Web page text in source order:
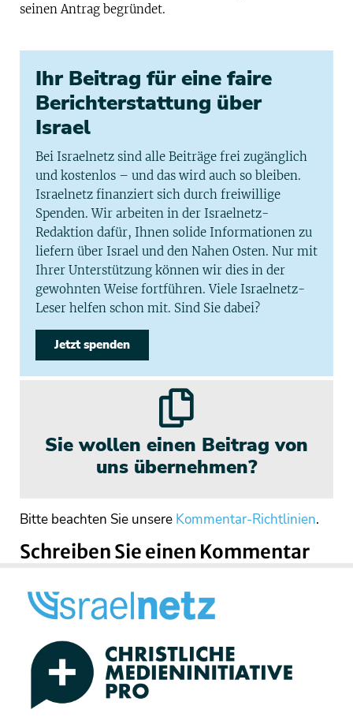
seinen Antrag begründet.
Ihr Beitrag für eine faire
Berichterstattung über
Israel
Bei Israelnetz sind alle Beiträge frei zugänglich
und kostenlos – und das wird auch so bleiben.
Israelnetz finanziert sich durch freiwillige
Spenden. Wir arbeiten in der Israelnetz-
Redaktion dafür, Ihnen solide Informationen zu
liefern über Israel und den Nahen Osten. Nur mit
Ihrer Unterstützung können wir dies in der
gewohnten Weise fortführen. Viele Israelnetz-
Leser helfen schon mit. Sind Sie dabei?
Jetzt spenden
Sie wollen einen Beitrag von
uns übernehmen?
Bitte beachten Sie unsere Kommentar-Richtlinien.
Schreiben Sie einen Kommentar